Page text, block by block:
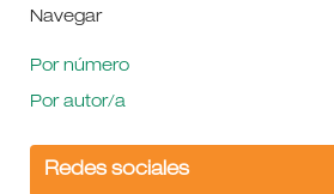
Navegar
Por número
Por autor/a
Redes sociales